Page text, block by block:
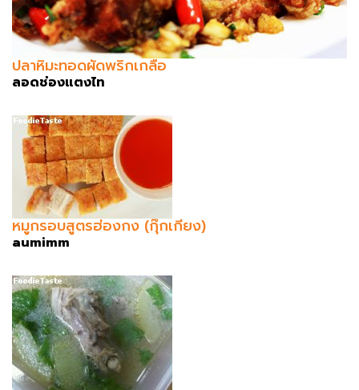
ปลาหิมะทอดผัดพริกเกลือ
ลอดช่องแตงไท
หมูกรอบสูตรฮ่องกง (กุ๊กเกียง)
aumimm